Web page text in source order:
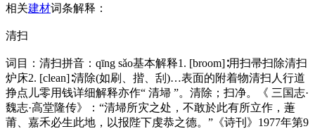
相关建材词条解释：
清扫
词目：清扫拼音：qīng sǎo基本解释1. [broom]∶用扫帚扫除清扫
炉床2. [clean]∶清除(如刷、揩、刮)…表面的附着物清扫人行道
挣点儿零用钱详细解释亦作“ 清埽 ”。清除；扫净。《 三国志·
魏志·高堂隆传》：“清埽所灾之处，不敢於此有所立作，萐
莆、嘉禾必生此地，以报陛下虔恭之德。”《诗刊》1977年第9